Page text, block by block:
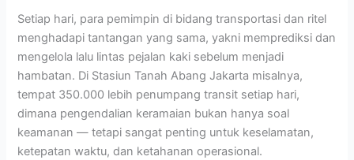
Setiap hari, para pemimpin di bidang transportasi dan ritel
menghadapi tantangan yang sama, yakni memprediksi dan
mengelola lalu lintas pejalan kaki sebelum menjadi
hambatan. Di Stasiun Tanah Abang Jakarta misalnya,
tempat 350.000 lebih penumpang transit setiap hari,
dimana pengendalian keramaian bukan hanya soal
keamanan — tetapi sangat penting untuk keselamatan,
ketepatan waktu, dan ketahanan operasional.